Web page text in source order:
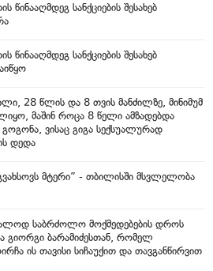
წინააღმდეგ სანქციების შესახებ
წინააღმდეგ სანქციების შესახებ
28 წლის და 8 თვის მანძილზე, მინიმუმ
მაშინ როცა 8 წელი ამზადებდა
ვისაც გიგა სექსუალურად
დედა
გვახსოვს მტერი” - თბილისში მსვლელობა
საბრძოლო მოქმედებების დროს
გიორგი ბარამიძესთან, რომელ
ის თავისი სიჩაუქით და თავგანწირვით